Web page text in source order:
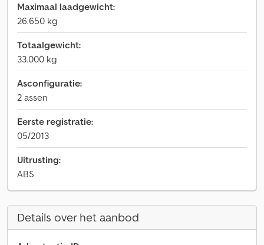
Maximaal laadgewicht:
26.650 kg
Totaalgewicht:
33.000 kg
Asconfiguratie:
2 assen
Eerste registratie:
05/2013
Uitrusting:
ABS
Details over het aanbod